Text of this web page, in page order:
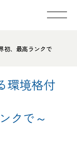
初、最高ランクで
環境格付
クで～